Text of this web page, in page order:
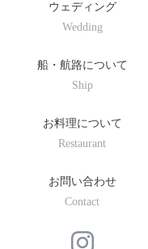
ウェディング
Wedding
船・航路について
Ship
お料理について
Restaurant
お問い合わせ
Contact